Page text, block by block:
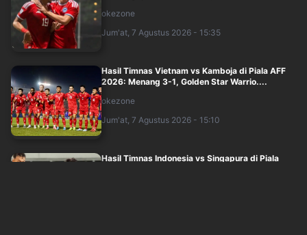
okezone
Jum'at, 7 Agustus 2026 - 15:35
Hasil Timnas Vietnam vs Kamboja di Piala AFF
2026: Menang 3-1, Golden Star Warrio....
okezone
Jum'at, 7 Agustus 2026 - 15:10
Hasil Timnas Indonesia vs Singapura di Piala